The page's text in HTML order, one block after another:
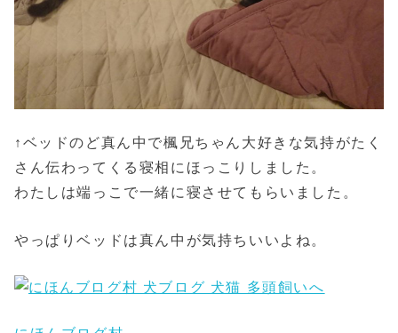
↑ベッドのど真ん中で楓兄ちゃん大好きな気持がたく
さん伝わってくる寝相にほっこりしました。
わたしは端っこで一緒に寝させてもらいました。
やっぱりベッドは真ん中が気持ちいいよね。